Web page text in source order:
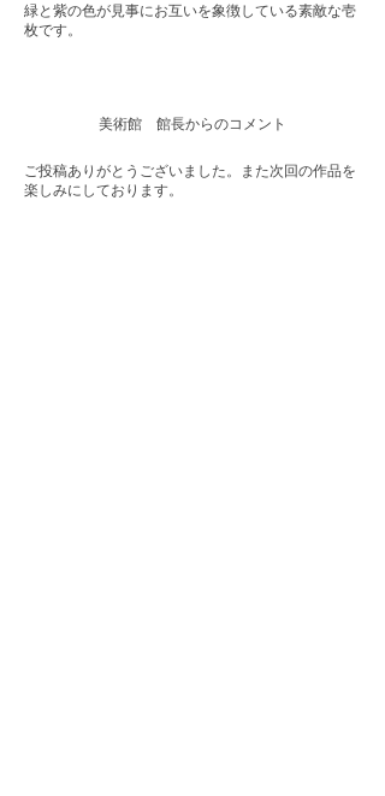
緑と紫の色が見事にお互いを象徴している素敵な壱
枚です。
美術館 館長からのコメント
ご投稿ありがとうございました。また次回の作品を
楽しみにしております。